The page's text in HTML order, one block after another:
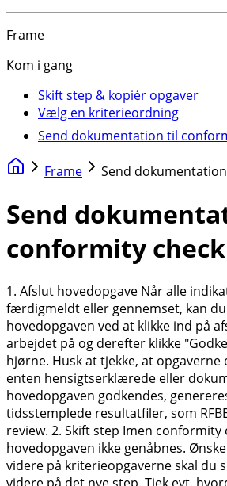
Frame
Kom i gang
Skift step & kopiér opgaver
Vælg en kriterieordning
Send dokumentation til
Frame Send
Send
conformity check
1. Afslut hovedopgave Når alle
færdigmeldt eller gennemset, kan
hovedopgaven ved at klikke ind på
arbejdet på og derefter klikke
hjørne. Husk at tjekke, at
enten hensigtserklærede eller
hovedopgaven godkendes,
tidsstemplede resultatfiler, som
review. 2. Skift step Imen conformity
hovedopgaven ikke genåbnes.
videre på kriterieopgaverne skal du